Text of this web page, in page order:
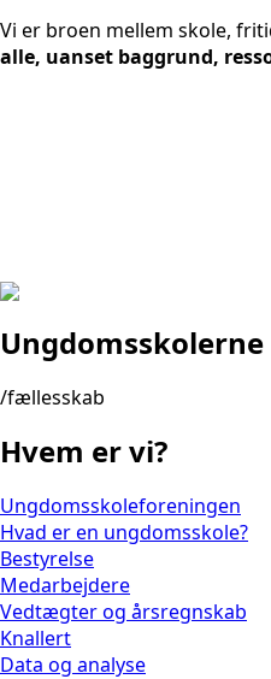
Vi er broen mellem skole,
alle, uanset baggrund,
/fællesskab
Hvem er vi?
Ungdomsskoleforeningen
Hvad er en ungdomsskole?
Bestyrelse
Medarbejdere
Vedtægter og årsregnskab
Knallert
Data og analyse